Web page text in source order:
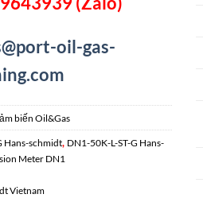
oil-gas-
biến Oil&Gas
Hans-schmidt, DN1-50K-L-ST-G Hans-
Meter DN1
Vietnam